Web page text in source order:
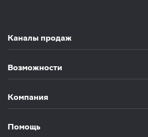
Каналы продаж
Возможности
Компания
Помощь